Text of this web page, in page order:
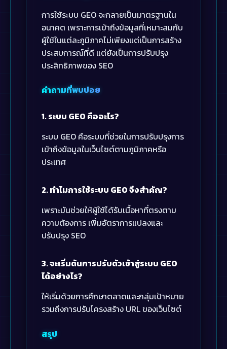
การใช้ระบบ GEO จะกลายเป็นมาตรฐานใน
อนาคต เพราะการเข้าถึงข้อมูลที่เหมาะสมกับ
ผู้ใช้ในแต่ละภูมิภาคไม่เพียงแต่เป็นการสร้าง
ประสบการณ์ที่ดี แต่ยังเป็นการปรับปรุง
ประสิทธิภาพของ SEO
คำถามที่พบบ่อย
1. ระบบ GEO คืออะไร?
ระบบ GEO คือระบบที่ช่วยในการปรับปรุงการ
เข้าถึงข้อมูลในเว็บไซต์ตามภูมิภาคหรือ
ประเทศ
2. ทำไมการใช้ระบบ GEO จึงสำคัญ?
เพราะมันช่วยให้ผู้ใช้ได้รับเนื้อหาที่ตรงตาม
ความต้องการ เพิ่มอัตราการแปลงและ
ปรับปรุง SEO
3. จะเริ่มต้นการปรับตัวเข้าสู่ระบบ GEO
ได้อย่างไร?
ให้เริ่มด้วยการศึกษาตลาดและกลุ่มเป้าหมาย
รวมถึงการปรับโครงสร้าง URL ของเว็บไซต์
สรุป